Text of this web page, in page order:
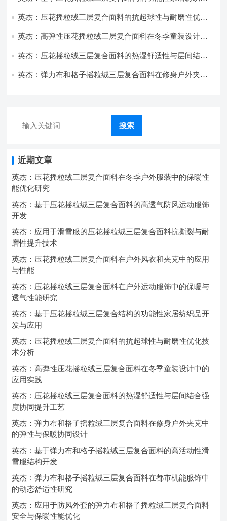
英杰：压花摇粒绒三层复合面料的抗起球性与耐磨性优化
英杰：高弹性压花摇粒绒三层复合面料在冬季童装设计中
英杰：压花摇粒绒三层复合面料的热湿舒适性与层间结合
英杰：弹力布和格子摇粒绒三层复合面料在修身户外夹克
搜索
近期文章
英杰：压花摇粒绒三层复合面料在冬季户外服装中的保暖性
能优化研究
英杰：基于压花摇粒绒三层复合面料的高透气防风运动服饰
开发
英杰：应用于滑雪服的压花摇粒绒三层复合面料抗撕裂与耐
磨性提升技术
英杰：压花摇粒绒三层复合面料在户外风衣和夹克中的应用
与性能
英杰：压花摇粒绒三层复合面料在户外运动服饰中的保暖与
透气性能研究
英杰：基于压花摇粒绒三层复合结构的功能性家居纺织品开
发与应用
英杰：压花摇粒绒三层复合面料的抗起球性与耐磨性优化技
术分析
英杰：高弹性压花摇粒绒三层复合面料在冬季童装设计中的
应用实践
英杰：压花摇粒绒三层复合面料的热湿舒适性与层间结合强
度协同提升工艺
英杰：弹力布和格子摇粒绒三层复合面料在修身户外夹克中
的弹性与保暖协同设计
英杰：基于弹力布和格子摇粒绒三层复合面料的高活动性滑
雪服结构开发
英杰：弹力布和格子摇粒绒三层复合面料在都市机能服饰中
的动态舒适性研究
英杰：应用于防风外套的弹力布和格子摇粒绒三层复合面料
安全与保暖性能优化